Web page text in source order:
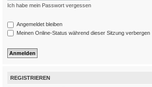
Ich habe mein Passwort vergessen
Angemeldet bleiben
Meinen Online-Status während dieser Sitzung verbergen
REGISTRIEREN